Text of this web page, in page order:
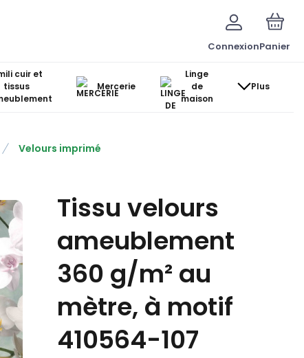
ConnexionPanier
cuir et
tissus
Mercerie
Linge
de
maison
Plus
Velours imprimé
Tissu velours
ameublement
360 g/m² au
mètre, à motif
410564-107